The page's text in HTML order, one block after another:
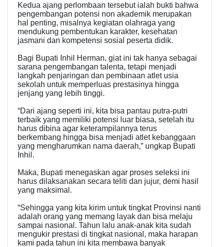
Kedua ajang perlombaan tersebut ialah bukti bahwa
pengembangan potensi non akademik merupakan
hal penting, misalnya kegiatan olahraga yang
mendukung pembentukan karakter, kesehatan
jasmani dan kompetensi sosial peserta didik.
Bagi Bupati Inhil Herman, giat ini tak hanya sebagai
sarana pengembangan talenta, tetapi menjadi
langkah penjaringan dan pembinaan atlet usia
sekolah untuk memperluas prestasinya hingga
jenjang yang lebih tinggi.
“Dari ajang seperti ini, kita bisa pantau putra-putri
terbaik yang memiliki potensi luar biasa, setelah itu
harus dibina agar keterampilannya terus
berkembang hingga bisa menjadi atlet kebanggaan
yang mengharumkan nama daerah,” ungkap Bupati
Inhil.
Maka, Bupati menegaskan agar proses seleksi ini
harus dilaksanakan secara teliti dan jujur, demi hasil
yang maksimal.
“Sehingga yang kita kirim untuk tingkat Provinsi nanti
adalah orang yang memang layak dan bisa melaju
sampai nasional. Tahun lalu anak-anak kita sudah
mengukir prestasi di tingkat nasional, maka harapan
kami pada tahun ini kita membawa banyak